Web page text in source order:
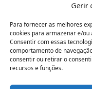
Gerir
Para fornecer as melhores
cookies para armazenar e/
Consentir com essas
comportamento de
consentir ou retirar o
recursos e funções.